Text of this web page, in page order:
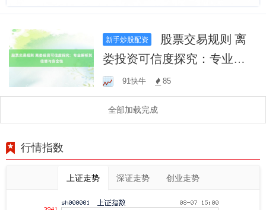
新手炒股配资
娄投资可信度探究：专业解
析其信誉与安全性
91快牛 85
全部加载完成
行情指数
上证走势 深证走势 创业走势